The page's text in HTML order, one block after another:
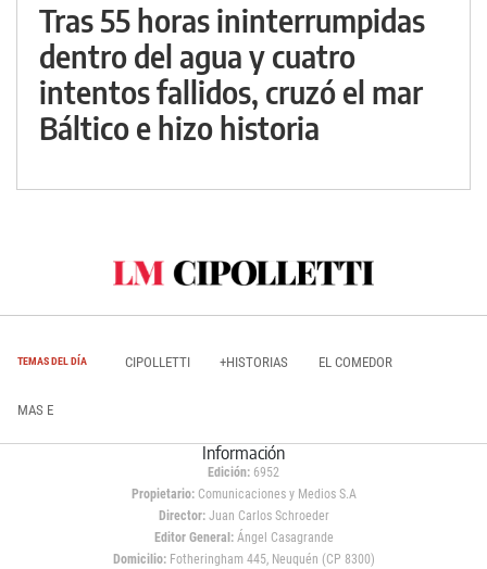
Tras 55 horas ininterrumpidas
dentro del agua y cuatro
intentos fallidos, cruzó el mar
Báltico e hizo historia
TEMAS DEL DÍA CIPOLLETTI +HISTORIAS EL COMEDOR
MAS E
Información
Edición: 6952
Propietario:Comunicaciones y Medios S.A
Director: Juan Carlos Schroeder
Editor General:Ángel Casagrande
Domicilio:Fotheringham 445, Neuquén (CP 8300)